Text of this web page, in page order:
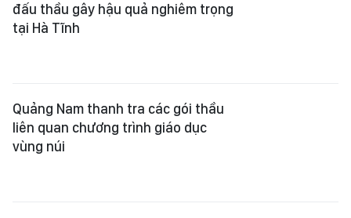
đấu thầu gây hậu quả nghiêm trọng
tại Hà Tĩnh
Quảng Nam thanh tra các gói thầu
liên quan chương trình giáo dục
vùng núi